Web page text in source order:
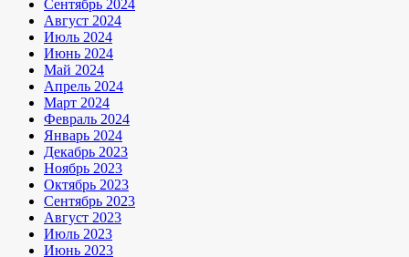
Сентябрь 2024
Август 2024
Июль 2024
Июнь 2024
Май 2024
Апрель 2024
Март 2024
Февраль 2024
Январь 2024
Декабрь 2023
Ноябрь 2023
Октябрь 2023
Сентябрь 2023
Август 2023
Июль 2023
Июнь 2023